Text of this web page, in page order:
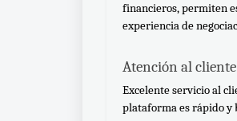
financieros, permiten
experiencia de
Atención al
Excelente servicio al
plataforma es rápido y